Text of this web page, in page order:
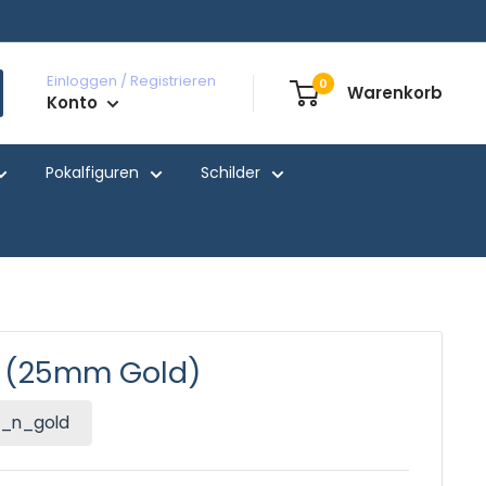
Einloggen / Registrieren
Konto
0 Warenkorb
Pokalfiguren Schilder
Gold)